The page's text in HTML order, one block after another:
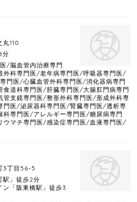
丸110
分
/脳血管内治療専門
外科専門医/老年病専門医/呼吸器専門医/
門医/心臓血管外科専門医/消化器病専門
道科専門医/肝臓専門医/大腸肛門病専門
支鏡専門医/整形外科専門医/形成外科専
門医/泌尿器科専門医/腎臓専門医/透析専
専門医/アレルギー専門医/糖尿病専門
ウマチ専門医/感染症専門医/血液専門医/
3丁目56-5
駅」徒歩2分
ン「阪東橋駅」徒歩3